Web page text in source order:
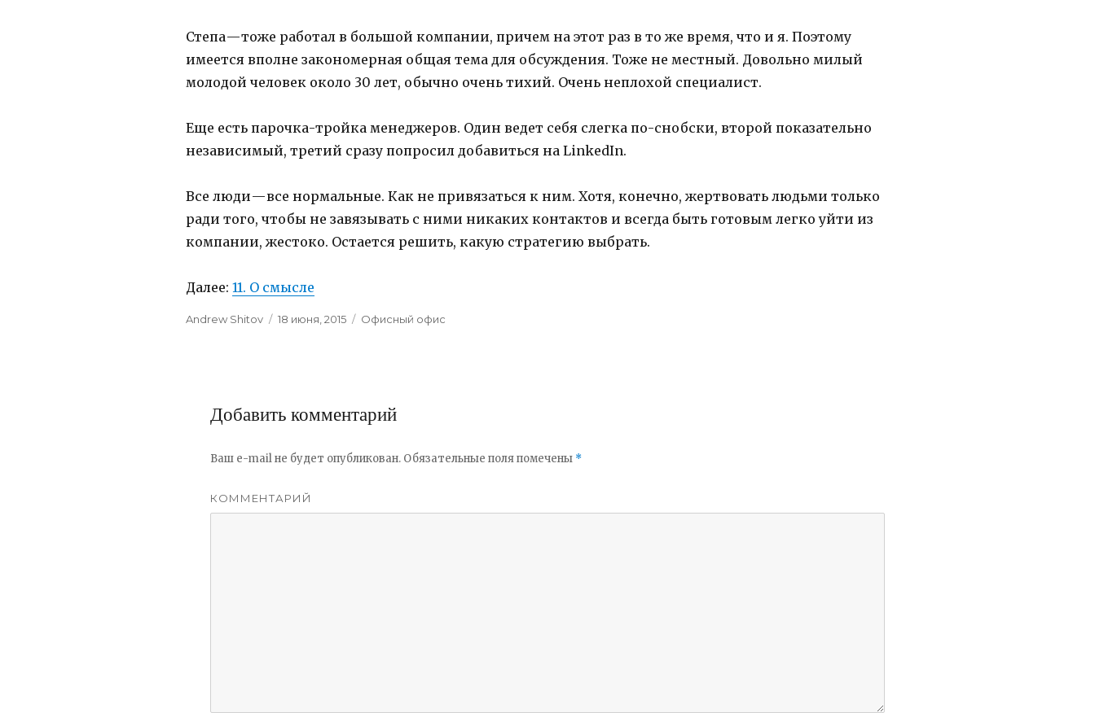
Степа — тоже работал в большой компании, причем на этот раз в то же время, что и я. Поэтому
имеется вполне закономерная общая тема для обсуждения. Тоже не местный. Довольно милый
молодой человек около 30 лет, обычно очень тихий. Очень неплохой специалист.
Еще есть парочка-тройка менеджеров. Один ведет себя слегка по-снобски, второй показательно
независимый, третий сразу попросил добавиться на LinkedIn.
Все люди — все нормальные. Как не привязаться к ним. Хотя, конечно, жертвовать людьми только
ради того, чтобы не завязывать с ними никаких контактов и всегда быть готовым легко уйти из
компании, жестоко. Остается решить, какую стратегию выбрать.
Далее:11. О смысле
Author
Andrew Shitov
Posted
18 июня, 2015 Categories
Офисный офис
Добавить комментарий
Ваш e-mail не будет опубликован.Обязательные поля помечены *
КОММЕНТАРИЙ